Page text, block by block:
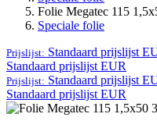
Folie Megatec 115
Speciale folie
Prijslijst: Standaard prijslijst
Standaard prijslijst EUR
Prijslijst: Standaard prijslijst
Standaard prijslijst EUR